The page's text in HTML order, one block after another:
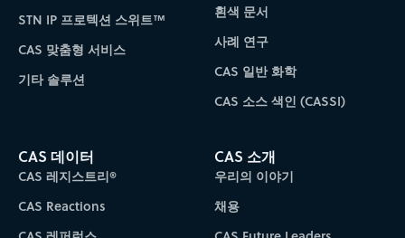
STN IP 프로텍션 스위트™
CAS 맞춤형 서비스
기타 솔루션
흰색 문서
사례 연구
CAS 일반 화학
CAS 소스 색인 (CASSI)
CAS 데이터
CAS 레지스트리®
CAS Reactions
CAS 소개
우리의 이야기
채용